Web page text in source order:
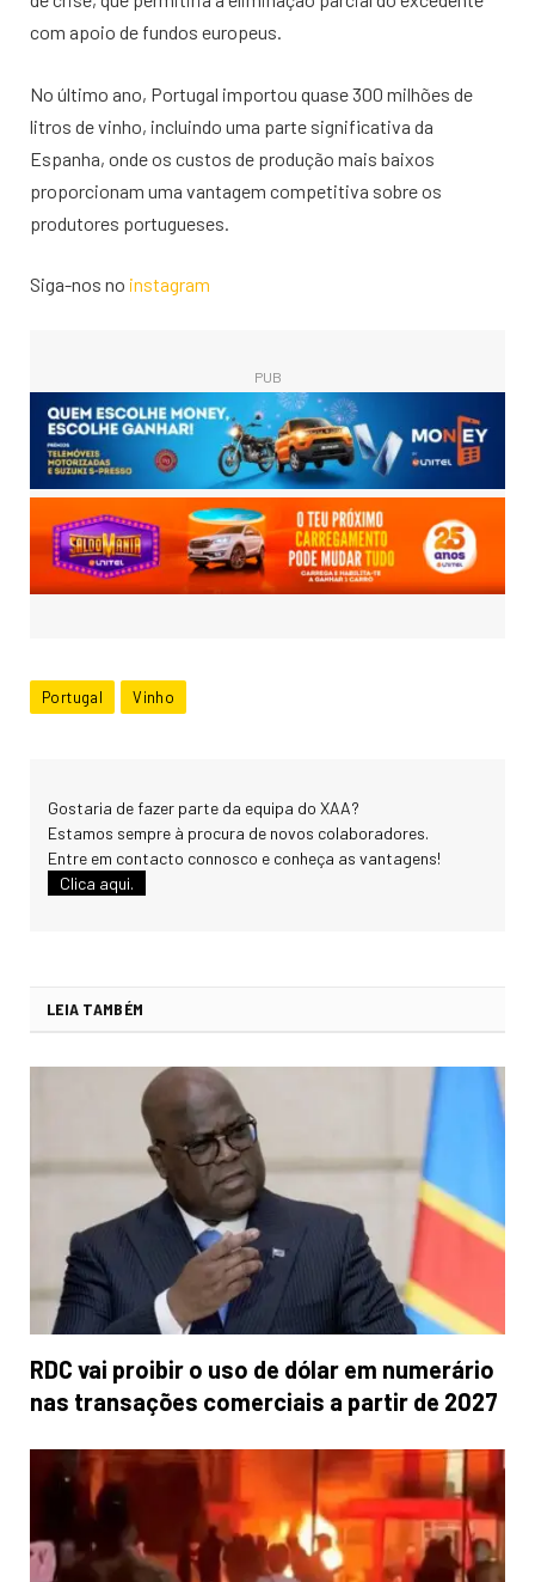
com apoio de fundos europeus.
No último ano, Portugal importou quase 300 milhões de
litros de vinho, incluindo uma parte significativa da
Espanha, onde os custos de produção mais baixos
proporcionam uma vantagem competitiva sobre os
produtores portugueses.
Siga-nos no instagram
PUB
Portugal Vinho
Gostaria de fazer parte da equipa do XAA?
Estamos sempre à procura de novos colaboradores.
Entre em contacto connosco e conheça as vantagens!
Clica aqui.
LEIA TAMBÉM
RDC vai proibir o uso de dólar em numerário
nas transações comerciais a partir de 2027